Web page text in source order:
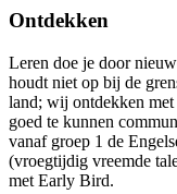
Ontdekken
Leren doe je door
houdt niet op bij de
land; wij ontdekken
goed te kunnen
vanaf groep 1 de
(vroegtijdig vreemde
met Early Bird.